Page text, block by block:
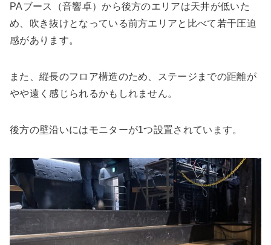
PAブース（音響卓）から後方のエリアは天井が低いた
め、吹き抜けとなっている前方エリアと比べて若干圧迫
感があります。
また、縦長のフロア構造のため、ステージまでの距離が
やや遠く感じられるかもしれません。
後方の壁沿いにはモニターが1つ設置されています。